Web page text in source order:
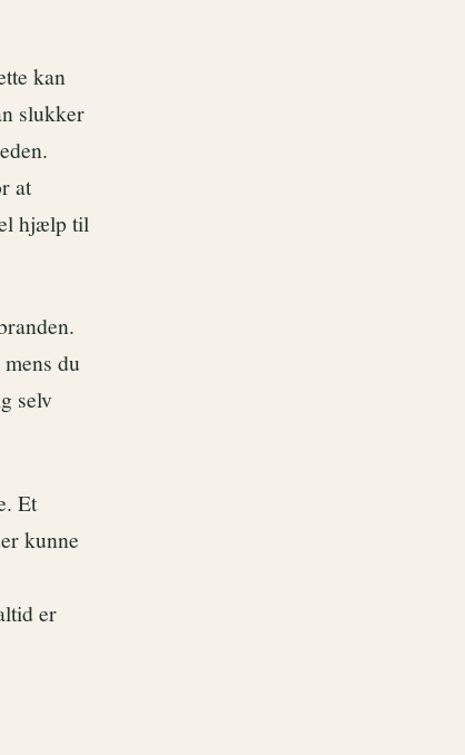
kan
slukker
at
hjælp til
du
selv
Et
kunne
er